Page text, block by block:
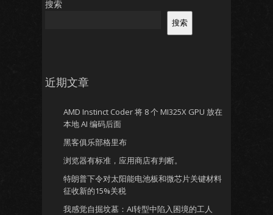
搜索
搜索
近期文章
AMD Instinct Coder 将 8 个 MI325X GPU 放在
本地 AI 编码后面
黑客俱乐部格里布
浏览器有标准，应用商店有判断。
特朗普下令对太阳能电池板和微芯片关键材料
征收新的15%关税
我感觉自掘坟墓：AI转型中陷入困境的工人